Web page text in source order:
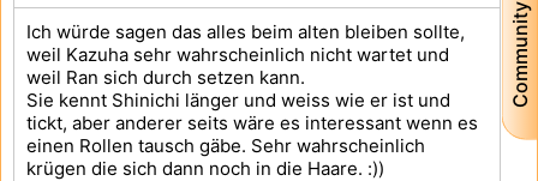
Community
Ich würde sagen das alles beim alten bleiben sollte,
weil Kazuha sehr wahrscheinlich nicht wartet und
weil Ran sich durch setzen kann.
Sie kennt Shinichi länger und weiss wie er ist und
tickt, aber anderer seits wäre es interessant wenn es
einen Rollen tausch gäbe. Sehr wahrscheinlich
krügen die sich dann noch in die Haare. :))